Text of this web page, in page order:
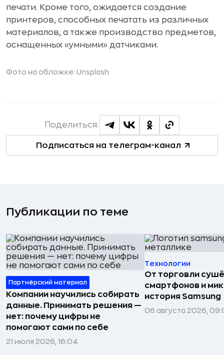
печати. Кроме того, ожидается создание
принтеров, способных печатать из различных
материалов, а также производство предметов,
оснащенных «умными» датчиками.
Фото на обложке: Unsplash
Подписаться на телеграм-канал
Поделиться:
Публикации по теме
Партнёрский материал
Компании научились собирать
данные. Принимать решения —
нет: почему цифры не
помогают сами по себе
21 июля 2026, 16:04
Технологии
От торговли
смартфонов и
история Samsung
06 августа 2026,